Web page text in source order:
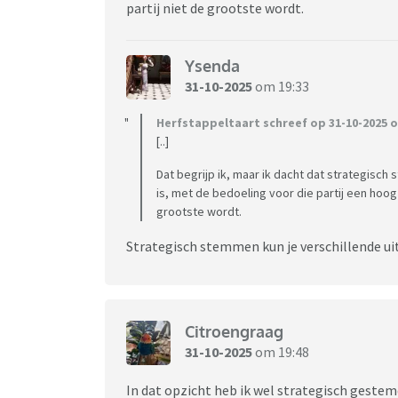
partij niet de grootste wordt.
Ysenda
31-10-2025om 19:33
Herfstappeltaart schreef op 31-10-2025
[..]
Dat begrijp ik, maar ik dacht dat strategisch
is, met de bedoeling voor die partij een
grootste wordt.
Strategisch stemmen kun je verschillende
Citroengraag
31-10-2025om 19:48
In dat opzicht heb ik wel strategisch